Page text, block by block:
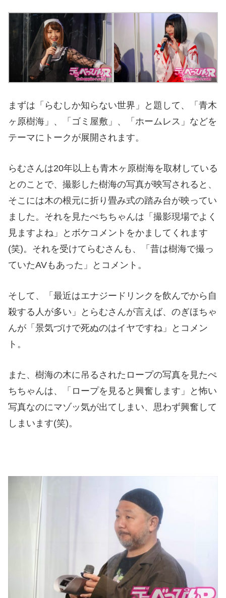
まずは「らむしか知らない世界」と題して、「青木
ヶ原樹海」、「ゴミ屋敷」、「ホームレス」などを
テーマにトークが展開されます。
らむさんは20年以上も青木ヶ原樹海を取材している
とのことで、撮影した樹海の写真が映写されると、
そこには木の根元に折り畳み式の踏み台が映ってい
ました。それを見たぺちちゃんは「撮影現場でよく
見ますよね」とボケコメントをかましてくれます
(笑)。それを受けてらむさんも、「昔は樹海で撮っ
ていたAVもあった」とコメント。
そして、「最近はエナジードリンクを飲んでから自
殺する人が多い」とらむさんが言えば、のぎほちゃ
んが「景気づけで死ぬのはイヤですね」とコメン
ト。
また、樹海の木に吊るされたロープの写真を見たぺ
ちちゃんは、「ロープを見ると興奮します」と怖い
写真なのにマゾッ気が出てしまい、思わず興奮して
しまいます(笑)。